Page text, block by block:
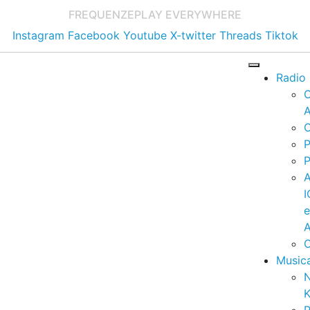
FREQUENZEPLAY EVERYWHERE
Instagram Facebook Youtube X-twitter Threads Tiktok
Radio
e